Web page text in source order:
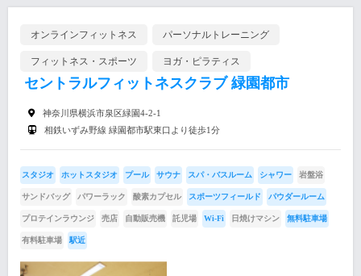
オンラインフィットネス パーソナルトレーニング
フィットネス・スポーツ ヨガ・ピラティス
セントラルフィットネスクラブ 緑園都市
神奈川県横浜市泉区緑園4-2-1
相鉄いずみ野線 緑園都市駅東口より徒歩1分
スタジオ ホットスタジオ プール サウナ スパ・バスルーム シャワー 岩盤浴
サンドバッグ パワーラック 酸素カプセル スポーツフィールド パウダールーム
プロテインラウンジ 売店 自動販売機 託児場 Wi-Fi 日焼けマシン 無料駐車場
有料駐車場 駅近